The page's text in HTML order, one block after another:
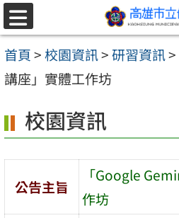
跳至主要內容區
選
單
首頁>校園資訊>研習資訊>
講座」實體工作坊
校園資訊
公告主旨
「Google
作坊